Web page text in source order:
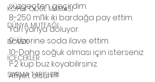
KÖPEK ÖDÜL MAMASI
DÜNYA MUTFAĞI
BÖREK
İÇECEKLER
SARMA TARİFLERİ
süzgeçten geçirdim.
8-250 ml’lik iki bardağa pay ettim.
Yarı yarıya doluyor.
9-Üzerine soda ilave ettim.
10-Daha soğuk olması için isterseniz
1-2 küp buz koyabilirsiniz.
Afiyet olsun!!!!